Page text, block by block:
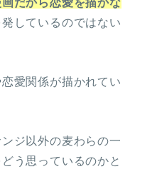
しているのではない
愛関係が描かれてい
ジ以外の麦わらの一
う思っているのかと